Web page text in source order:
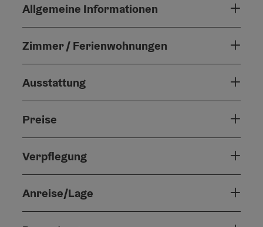
Allgemeine Informationen
Zimmer / Ferienwohnungen
Ausstattung
Preise
Verpflegung
Anreise/Lage